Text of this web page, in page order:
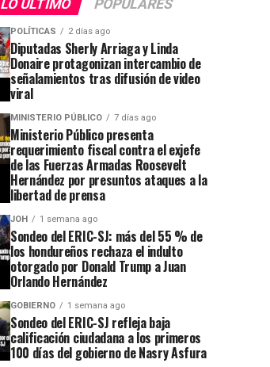
LO ÚLTIMO POPULARES
POLÍTICAS 2 días ago
Diputadas Sherly Arriaga y Linda
Donaire protagonizan intercambio de
señalamientos tras difusión de video
viral
MINISTERIO PÚBLICO 7 días ago
Ministerio Público presenta
requerimiento fiscal contra el exjefe
de las Fuerzas Armadas Roosevelt
Hernández por presuntos ataques a la
libertad de prensa
JOH 1 semana ago
Sondeo del ERIC-SJ: más del 55 % de
los hondureños rechaza el indulto
otorgado por Donald Trump a Juan
Orlando Hernández
GOBIERNO 1 semana ago
Sondeo del ERIC-SJ refleja baja
calificación ciudadana a los primeros
100 días del gobierno de Nasry Asfura